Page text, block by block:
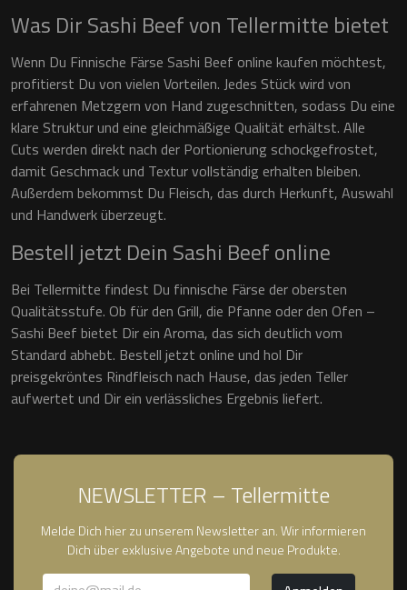
Was Dir Sashi Beef von Tellermitte bietet
Wenn Du Finnische Färse Sashi Beef online kaufen möchtest,
profitierst Du von vielen Vorteilen. Jedes Stück wird von
erfahrenen Metzgern von Hand zugeschnitten, sodass Du eine
klare Struktur und eine gleichmäßige Qualität erhältst. Alle
Cuts werden direkt nach der Portionierung schockgefrostet,
damit Geschmack und Textur vollständig erhalten bleiben.
Außerdem bekommst Du Fleisch, das durch Herkunft, Auswahl
und Handwerk überzeugt.
Bestell jetzt Dein Sashi Beef online
Bei Tellermitte findest Du finnische Färse der obersten
Qualitätsstufe. Ob für den Grill, die Pfanne oder den Ofen –
Sashi Beef bietet Dir ein Aroma, das sich deutlich vom
Standard abhebt. Bestell jetzt online und hol Dir
preisgekröntes Rindfleisch nach Hause, das jeden Teller
aufwertet und Dir ein verlässliches Ergebnis liefert.
NEWSLETTER – Tellermitte
Melde Dich hier zu unserem Newsletter an. Wir informieren
Dich über exklusive Angebote und neue Produkte.